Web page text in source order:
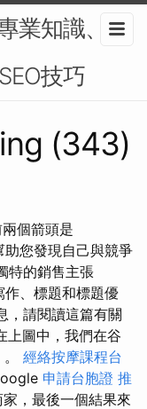
業知識、權
技巧
(343)
個箭頭是
助您發現自己與競爭
特的銷售主張
作、標題和標題優
，請閱讀這篇有關
上圖中，我們在谷
經絡按摩課程台
申請台胞證 推
，最後一個結果來